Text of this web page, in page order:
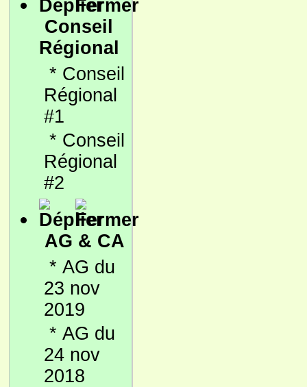
Conseil
Régional
* Conseil
Régional
#1
* Conseil
Régional
#2
AG & CA
* AG du
23 nov
2019
* AG du
24 nov
2018